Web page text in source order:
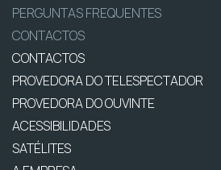
PERGUNTAS FREQUENTES
CONTACTOS
CONTACTOS
PROVEDORA DO TELESPECTADOR
PROVEDORA DO OUVINTE
ACESSIBILIDADES
SATÉLITES